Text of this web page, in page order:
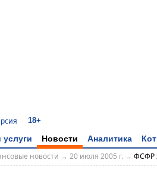
18+
Новости Аналитика
новости → 20 июля 2005 г. → ФСФР